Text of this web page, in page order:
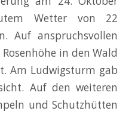
Wetter von 22
Auf anspruchsvollen
in den Wald
Am Ludwigsturm gab
Auf den weiteren
und Schutzhütten